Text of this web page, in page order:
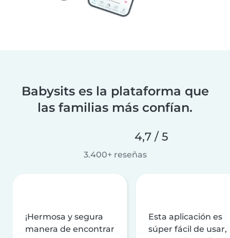
Babysits es la plataforma que
las familias más confían.
4,7 / 5
3.400+ reseñas
¡Hermosa y segura
manera de encontrar
Esta aplicación es
súper fácil de usar,